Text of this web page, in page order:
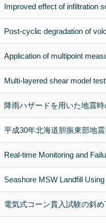
Improved effect of infiltration
Post-cyclic degradation of
Application of multipoint
Multi-layered shear model
降雨ハザードを用いた地震
平成30年北海道胆振東部地
Real-time Monitoring and
Seashore MSW Landfill
電気式コーン貫入試験の斜